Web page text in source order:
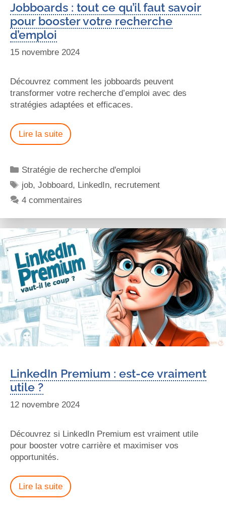
Jobboards : tout ce qu’il faut savoir
pour booster votre recherche
d’emploi
15 novembre 2024
Découvrez comment les jobboards peuvent
transformer votre recherche d’emploi avec des
stratégies adaptées et efficaces.
Lire la suite
Stratégie de recherche d'emploi
job,Jobboard, LinkedIn, recrutement
4 commentaires
LinkedIn Premium : est-ce vraiment
utile ?
12 novembre 2024
Découvrez si LinkedIn Premium est vraiment utile
pour booster votre carrière et maximiser vos
opportunités.
Lire la suite